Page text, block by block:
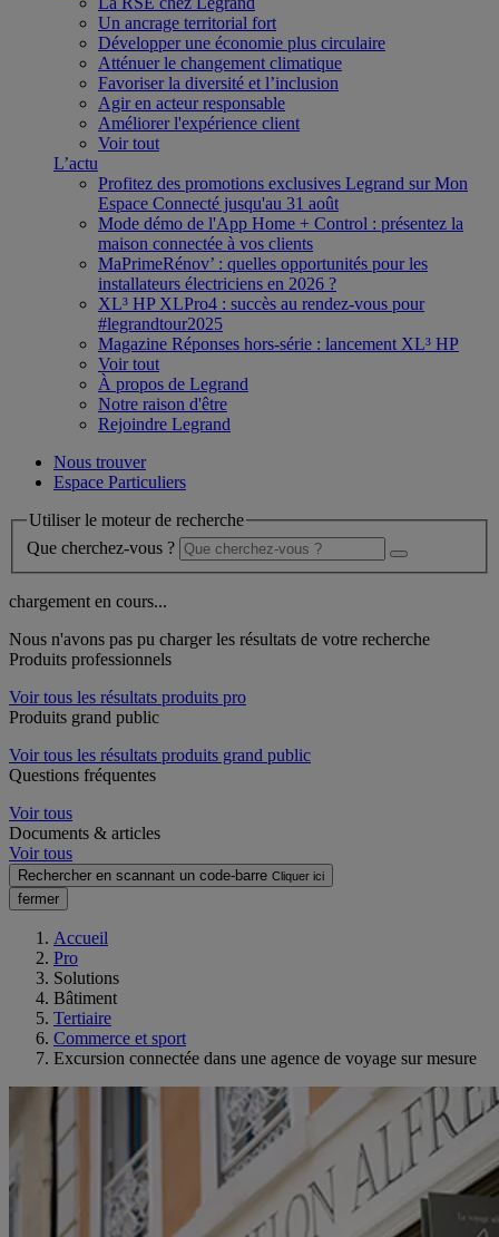
Un ancrage territorial fort
Développer une économie plus circulaire
Atténuer le changement climatique
Favoriser la diversité et l’inclusion
Agir en acteur responsable
Améliorer l'expérience client
Voir tout
L’actu
Profitez des promotions exclusives Legrand sur Mon
Espace Connecté jusqu'au 31 août
Mode démo de l'App Home + Control : présentez la
maison connectée à vos clients
MaPrimeRénov’ : quelles opportunités pour les
installateurs électriciens en 2026 ?
XL³ HP XLPro4 : succès au rendez-vous pour
#legrandtour2025
Magazine Réponses hors-série : lancement XL³ HP
Voir tout
À propos de Legrand
Notre raison d'être
Rejoindre Legrand
Nous trouver
Espace Particuliers
Utiliser le moteur de recherche
Que cherchez-vous ?
chargement en cours...
Nous n'avons pas pu charger les résultats de votre recherche
Produits professionnels
Voir tous les résultats produits pro
Produits grand public
Voir tous les résultats produits grand public
Questions fréquentes
Voir tous
Documents & articles
Voir tous
Rechercher en scannant un code-barre Cliquer ici
fermer
Accueil
Pro
Solutions
Bâtiment
Tertiaire
Commerce et sport
Excursion connectée dans une agence de voyage sur mesure